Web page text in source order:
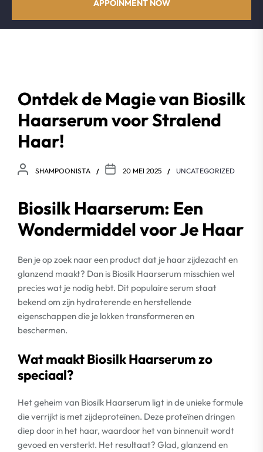
APPOINMENT NOW
Ontdek de Magie van Biosilk
Haarserum voor Stralend
Haar!
SHAMPOONISTA 20 MEI 2025 UNCATEGORIZED
Biosilk Haarserum: Een
Wondermiddel voor Je Haar
Ben je op zoek naar een product dat je haar zijdezacht en
glanzend maakt? Dan is Biosilk Haarserum misschien wel
precies wat je nodig hebt. Dit populaire serum staat
bekend om zijn hydraterende en herstellende
eigenschappen die je lokken transformeren en
beschermen.
Wat maakt Biosilk Haarserum zo
speciaal?
Het geheim van Biosilk Haarserum ligt in de unieke formule
die verrijkt is met zijdeproteïnen. Deze proteïnen dringen
diep door in het haar, waardoor het van binnenuit wordt
gevoed en versterkt. Het resultaat? Glad, glanzend en